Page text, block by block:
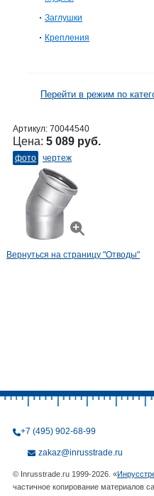
Заглушки
Крепления
Перейти в режим по
Артикул: 70044540
Цена: 5 089 руб.
фото чертеж
Вернуться на страницу "Отводы"
+7 (495) 902-68-99
zakaz@inrusstrade.ru
© Inrusstrade.ru 1999-2026. «
частичное копирование материалов